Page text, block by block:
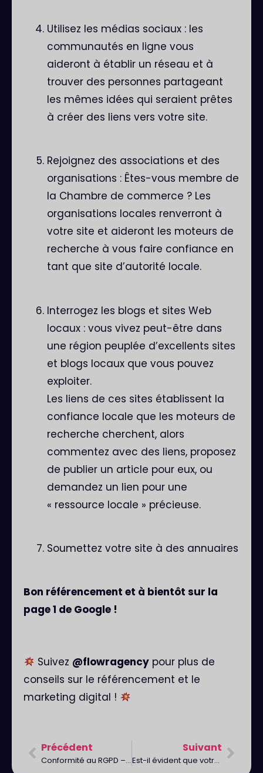
Utilisez les médias sociaux : les
communautés en ligne vous
aideront à établir un réseau et à
trouver des personnes partageant
les mêmes idées qui seraient prêtes
à créer des liens vers votre site.
Rejoignez des associations et des
organisations : Êtes-vous membre de
la Chambre de commerce ? Les
organisations locales renverront à
votre site et aideront les moteurs de
recherche à vous faire confiance en
tant que site d’autorité locale.
Interrogez les blogs et sites Web
locaux : vous vivez peut-être dans
une région peuplée d’excellents sites
et blogs locaux que vous pouvez
exploiter.
Les liens de ces sites établissent la
confiance locale que les moteurs de
recherche cherchent, alors
commentez avec des liens, proposez
de publier un article pour eux, ou
demandez un lien pour une
« ressource locale » précieuse.
Soumettez votre site à des annuaires
Bon référencement et à bientôt sur la
page 1 de Google !
Suivez @flowragency pour plus de
conseils sur le référencement et le
marketing digital !
Précédent
Conformité au RGPD – Conseils pour les sites web
Suivant
Est-il évident que votre site web ait la meilleure expérience pour les utilisateurs ?